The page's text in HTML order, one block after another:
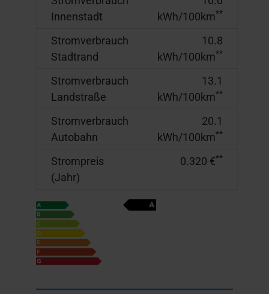
Innenstadt
kWh/100km**
Stromverbrauch
Stadtrand
10.8
kWh/100km**
Stromverbrauch
Landstraße
13.1
kWh/100km**
Stromverbrauch
Autobahn
20.1
kWh/100km**
Strompreis
(Jahr)
0.320 €**